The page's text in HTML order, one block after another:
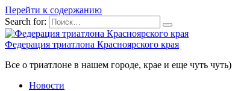
Перейти к содержанию
Search for:
Федерация триатлона Красноярского края
Все о триатлоне в нашем городе, крае и еще чуть чуть)
Новости